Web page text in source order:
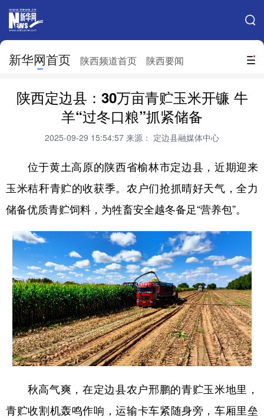
搜索
新华网首页 陕西频道首页 陕西要闻
网站地图
北京 天津 河北 山西
辽宁 吉林 上海
山东 河南 湖北 湖南
广东 广西 海南 重庆
四川 贵州 云南 西藏
陕西 甘肃 青海 宁夏
新疆 内蒙古 黑龙江
陕西定边县：30万亩青贮玉米开镰 牛
羊“过冬口粮”抓紧储备
2025-09-29 15:54:57 来源： 定边县融媒体中心
位于黄土高原的陕西省榆林市定边县，近期迎来
玉米秸秆青贮的收获季。农户们抢抓晴好天气，全力
储备优质青贮饲料，为牲畜安全越冬备足“营养包”。
秋高气爽，在定边县农户邢鹏的青贮玉米地里，
青贮收割机轰鸣作响，运输卡车紧随身旁，车厢里垒